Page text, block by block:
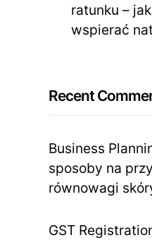
ratunku –
wspierać
Recent
Business
sposoby na
równowagi
GST